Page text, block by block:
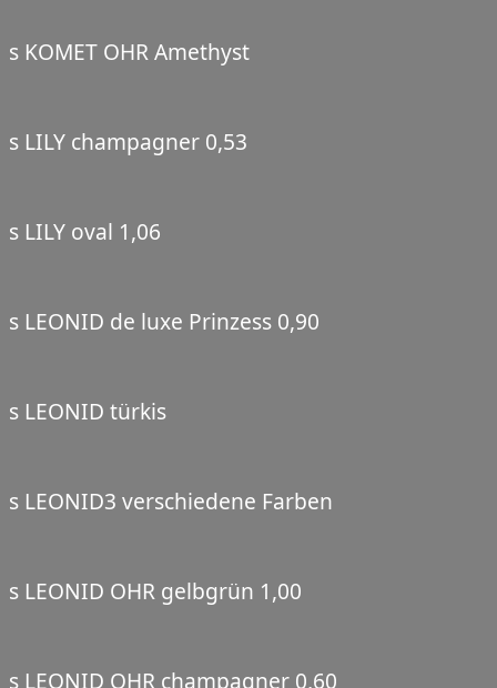
s KOMET OHR Amethyst
s LILY champagner 0,53
s LILY oval 1,06
s LEONID de luxe Prinzess 0,90
s LEONID türkis
s LEONID3 verschiedene Farben
s LEONID OHR gelbgrün 1,00
s LEONID OHR champagner 0,60